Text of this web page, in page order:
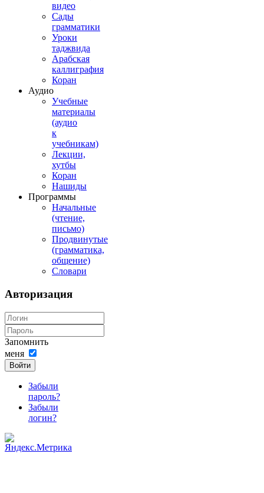
видео
Сады
грамматики
Уроки
таджвида
Арабская
каллиграфия
Коран
Аудио
Учебные
материалы
(аудио
к
учебникам)
Лекции,
хутбы
Коран
Нашиды
Программы
Начальные
(чтение,
письмо)
Продвинутые
(грамматика,
общение)
Словари
Авторизация
Запомнить
меня
Войти
Забыли
пароль?
Забыли
логин?